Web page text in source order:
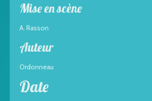
Mise en scène
A. Rasson
Auteur
Ordonneau
Date